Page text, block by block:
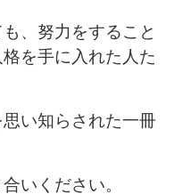
、努力をすること
を手に入れた人た
い知らされた一冊
いください。